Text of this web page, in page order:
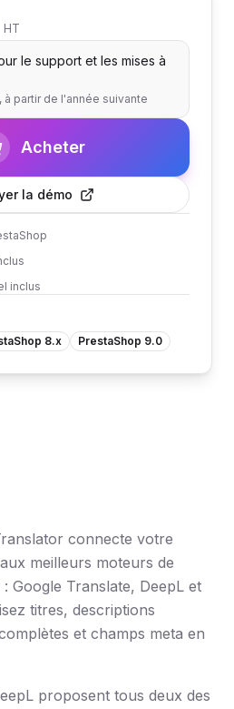
HT
le support et les mises à
à partir de l'année suivante
Acheter
la démo
inclus
8.x PrestaShop 9.0
connecte votre
meilleurs moteurs de
Google Translate, DeepL et
titres, descriptions
et champs meta en
proposent tous deux des